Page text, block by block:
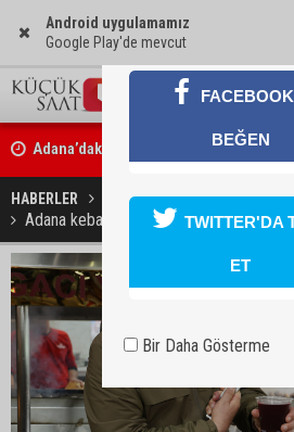
Android uygulamamız
Google Play'de mevcut
Adana’daki drenaj kanallarında
İYİ Parti Adana İl Başkanı Batur
tepki
HABERLER GÜNDEM
Adana kebabı ve salata ikilisi 'glutatyon'
BEĞEN
TWITTER'DA
ET
Bir Daha Gösterme